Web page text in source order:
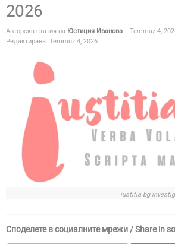
2026
Авторска статия на Юстиция Иванова - Temmuz 4,
Редактирана: Temmuz 4, 2026
iustitia bg
Споделете в социалните мрежи / Share in